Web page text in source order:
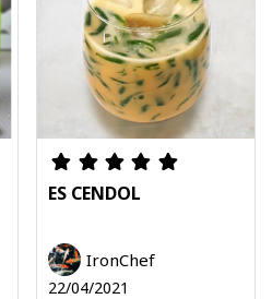
ES CENDOL
IronChef
22/04/2021